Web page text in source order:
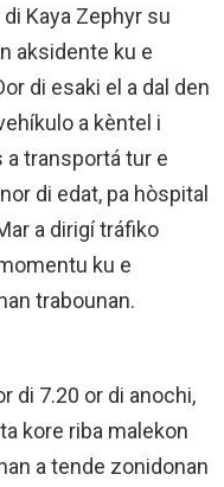
Kaya Zephyr su
aksidente ku e
di esaki el a dal den
a kèntel i
a transportá tur e
di edat, pa hòspital
a dirigí tráfiko
ku e
trabounan.
di 7.20 or di anochi,
kore riba malekon
a tende zonidonan